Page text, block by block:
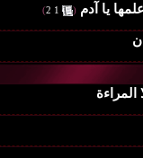
يا آدم (
1
2
)
المراءة